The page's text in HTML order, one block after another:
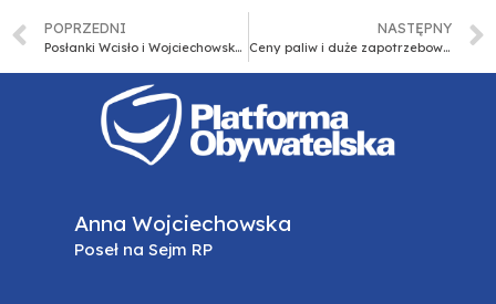
POPRZEDNI
Posłanki Wcisło i Wojciechowska zapowiadają walkę o przywrócenie „in vitro”
NASTĘPNY
Ceny paliw i duże zapotrzebowanie na leki tematami Porannych Pytań
Anna Wojciechowska
Poseł na Sejm RP